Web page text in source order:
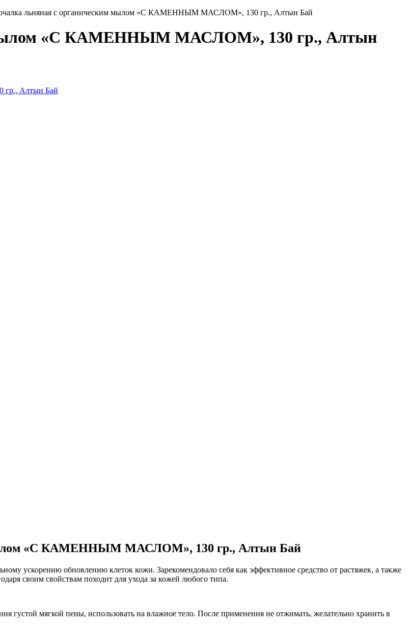
льняная с органическим мылом «С КАМЕННЫМ МАСЛОМ», 130 гр., Алтын Бай
мылом «С КАМЕННЫМ МАСЛОМ», 130 гр., Алтын
«С КАМЕННЫМ МАСЛОМ», 130 гр., Алтын Бай
ускорению обновлению клеток кожи. Зарекомендовало себя как эффективное средство от растяжек, а также
своим свойствам походит для ухода за кожей любого типа.
густой мягкой пены, использовать на влажное тело. После применения не отжимать, желательно хранить в